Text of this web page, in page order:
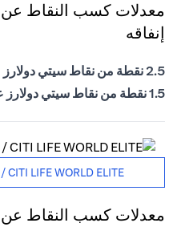
إنفاقه
2.5 نقطة من نقاط سيتي دولارز على المشتريات الدولية
1.5 نقطة من نقاط سيتي دولارز على المشتريات المحلية
CITI LIFE WORLD ELITE